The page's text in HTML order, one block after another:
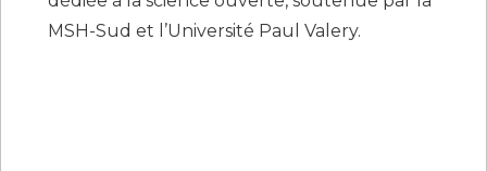
MSH-Sud et l’Université Paul Valery.